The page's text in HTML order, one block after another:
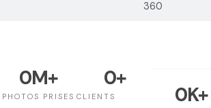
360
PHOTOS PRISES
0M+
CLIENTS
0+
0K+